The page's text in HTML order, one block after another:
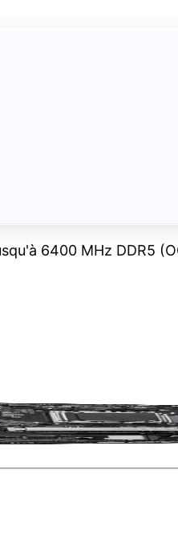
6400 MHz DDR5